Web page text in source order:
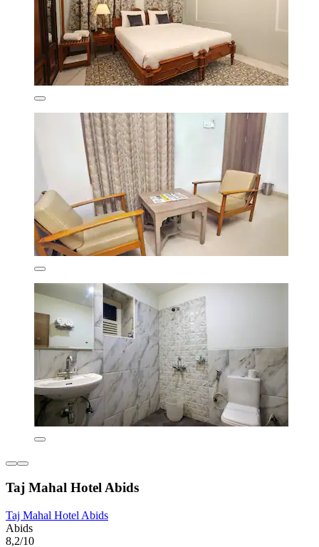
Taj Mahal Hotel Abids
Taj Mahal Hotel Abids
Abids
8,2/10